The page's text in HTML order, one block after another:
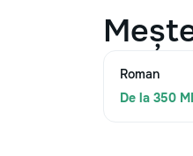
Roman
De la 350